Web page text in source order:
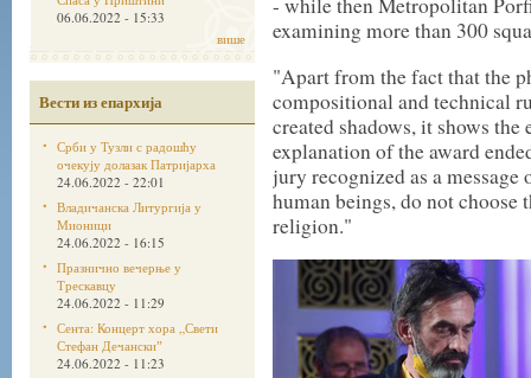
06.06.2022 - 15:33
више
Вести из епархија
Срби у Тузли с радошћу
очекују долазак Патријарха
24.06.2022 - 22:01
Владичанска Литургија у
Мионици
24.06.2022 - 16:15
Празнично вечерње у
Трескавцу
24.06.2022 - 11:29
Сента: Концерт хора „Свети
Стефан Дечанскиˮ
24.06.2022 - 11:23
examining more than 300
"Apart from the fact that the
compositional and technical
created shadows, it shows
explanation of the award
jury recognized as a
human beings, do not
religion."